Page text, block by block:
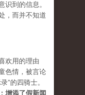
识到的信息。
，而并不知道
欢用的理由
色情，被言论
”的四骑士。
增添了假新闻